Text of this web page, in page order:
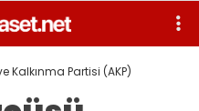
Kalkınma Partisi (AKP)